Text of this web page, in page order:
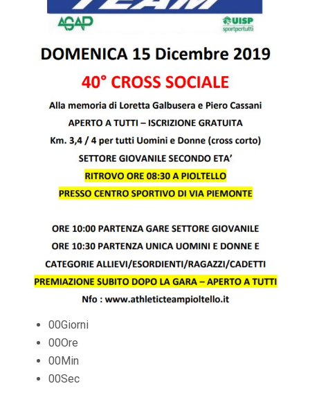
00Giorni
00Ore
00Min
00Sec